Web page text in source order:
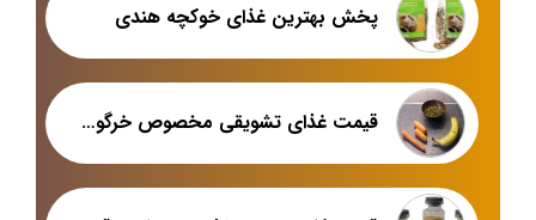
پخش بهترین غذای خوکچه هندی
قیمت غذای تشویقی مخصوص خرگوش خانگی